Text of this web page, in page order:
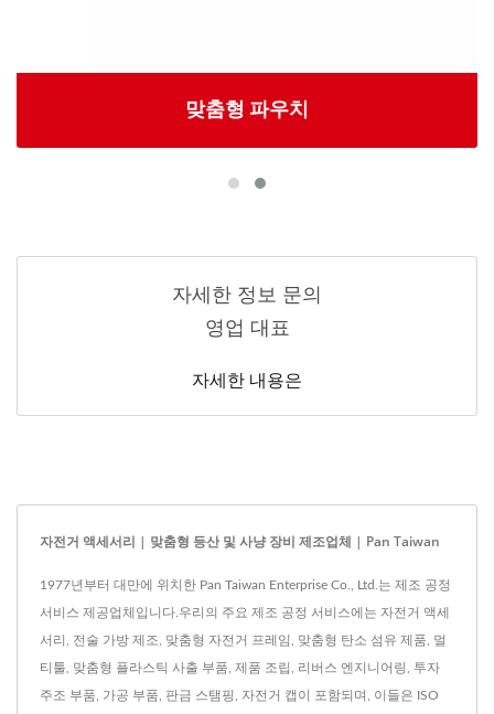
맞춤형 파우치
자세한 정보 문의
영업 대표
자세한 내용은
자전거 액세서리 | 맞춤형 등산 및 사냥 장비 제조업체 | Pan Taiwan
1977년부터 대만에 위치한 Pan Taiwan Enterprise Co., Ltd.는 제조 공정
서비스 제공업체입니다.우리의 주요 제조 공정 서비스에는 자전거 액세
서리, 전술 가방 제조, 맞춤형 자전거 프레임, 맞춤형 탄소 섬유 제품, 멀
티툴, 맞춤형 플라스틱 사출 부품, 제품 조립, 리버스 엔지니어링, 투자
주조 부품, 가공 부품, 판금 스탬핑, 자전거 캡이 포함되며, 이들은 ISO